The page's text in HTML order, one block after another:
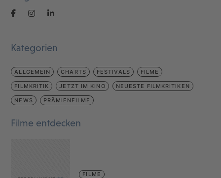
Kategorien
ALLGEMEIN CHARTS FESTIVALS FILME
FILMKRITIK JETZT IM KINO NEUESTE FILMKRITIKEN
NEWS PRÄMIENFILME
Filme entdecken
FILME